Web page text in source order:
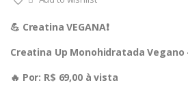
💪 Creatina VEGANA❗️
Creatina Up Monohidratada Vegano
🔥 Por: R$ 69,00 à vista